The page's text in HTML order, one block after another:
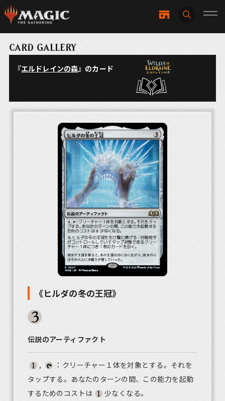
CARD GALLERY
『エルドレインの森』のカード
《ヒルダの冬の王冠》
伝説のアーティファクト
,
：クリーチャー１体を対象とする。それを
タップする。あなたのターンの間、この能力を起動
するためのコストは
少なくなる。